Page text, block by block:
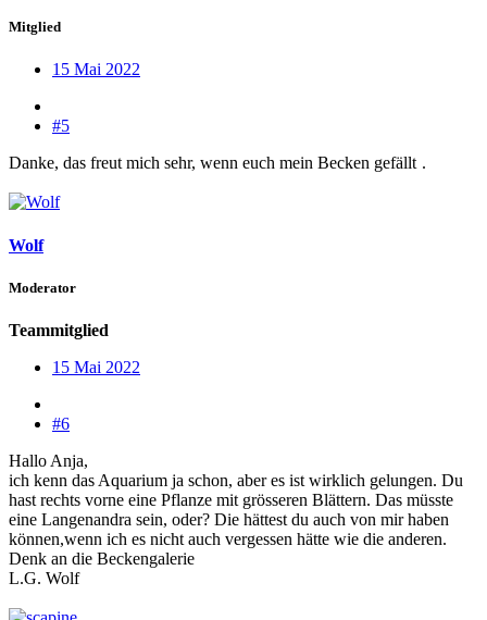
Mitglied
15 Mai 2022
#5
Danke, das freut mich sehr, wenn euch mein Becken gefällt .
Wolf
Moderator
Teammitglied
15 Mai 2022
#6
Hallo Anja,
ich kenn das Aquarium ja schon, aber es ist wirklich gelungen. Du
hast rechts vorne eine Pflanze mit grösseren Blättern. Das müsste
eine Langenandra sein, oder? Die hättest du auch von mir haben
können,wenn ich es nicht auch vergessen hätte wie die anderen.
Denk an die Beckengalerie
L.G. Wolf